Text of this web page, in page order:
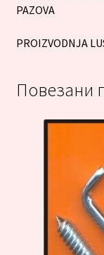
PAZOVA
PROIZVODNJA
Повезани